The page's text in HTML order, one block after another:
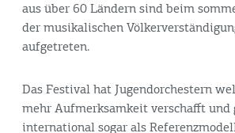
aus über 60 Ländern sind beim
der musikalischen
aufgetreten.
Das Festival hat Jugendorchestern
mehr Aufmerksamkeit verschafft
international sogar als